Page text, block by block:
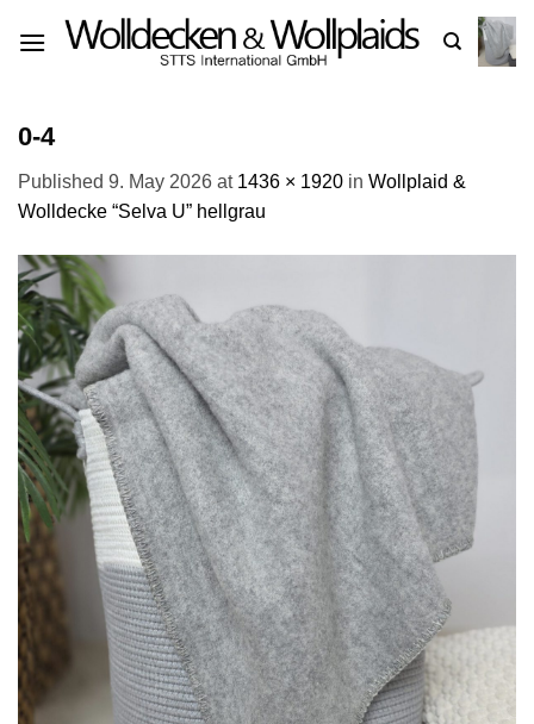
0-4
Published 9. May 2026 at 1436 × 1920 in Wollplaid &
Wolldecke “Selva U” hellgrau